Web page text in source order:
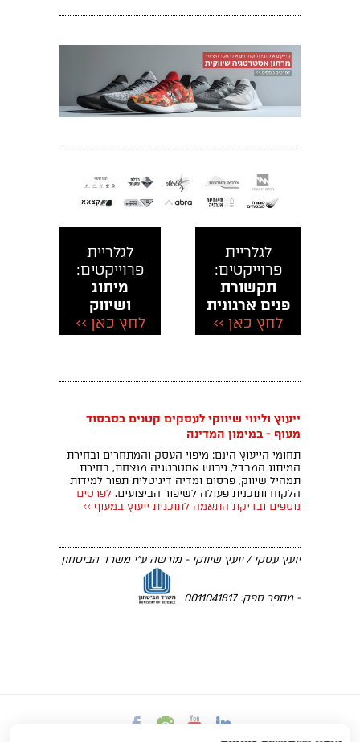
לגלריית
פרוייקטים:
תקשורת
פנים ארגונית
לחץ כאן >>
לגלריית
פרוייקטים:
מיתוג
ושיווק
לחץ כאן >>
ייעוץ וליווי שיווקי לעסקים קטנים בסבסוד
מעוף - במימון המדינה
תחומי הייעוץ הינם: מיפוי העסק והמתחרים ובחירת
המיתוג המבדל, גיבוש אסטרטגיה מנצחת, בחירת
תמהיל שיווק, פרסום ומדיה דיגיטלית תפור למידות
הלקוח ותוכנית פעולה לשיפור הביצועים. לפרטים
נוספים ובדיקת התאמה לתוכנית ייעוץ במעוף >>
יועץ עסקי / יועץ שיווקי - מורשה ע"י משרד הביטחון
- מספר ספק: 0011041817